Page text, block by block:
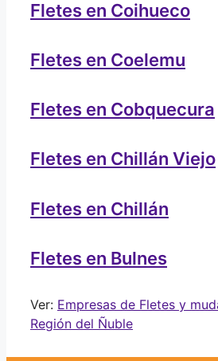
Fletes en Coihueco
Fletes en Coelemu
Fletes en Cobquecura
Fletes en Chillán Viejo
Fletes en Chillán
Fletes en Bulnes
Ver: Empresas de Fletes y
Región del Ñuble